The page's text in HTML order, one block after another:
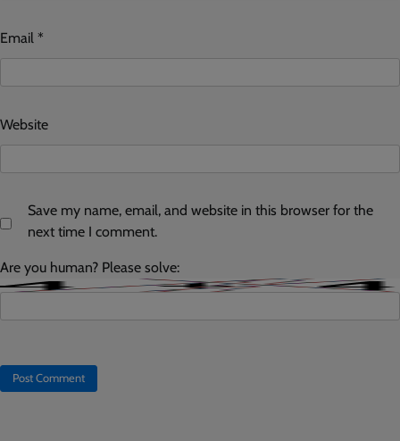
Email *
Website
Save my name, email, and website in this browser for the
next time I comment.
Are you human? Please solve: